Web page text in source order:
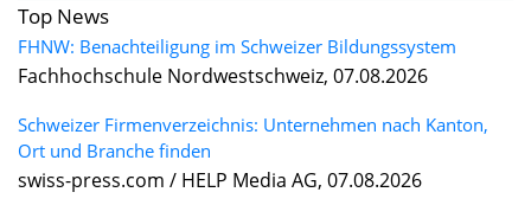
Top News
FHNW: Benachteiligung im Schweizer Bildungssystem
Fachhochschule Nordwestschweiz, 07.08.2026
Schweizer Firmenverzeichnis: Unternehmen nach Kanton,
Ort und Branche finden
swiss-press.com / HELP Media AG, 07.08.2026